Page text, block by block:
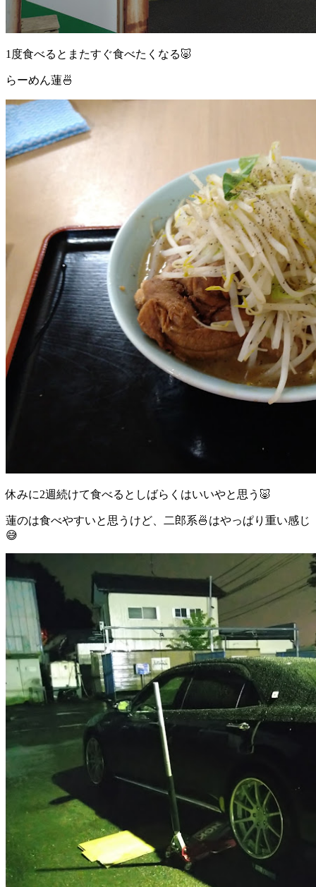
1度食べるとまたすぐ食べたくなる🐷
らーめん蓮🍜
休みに2週続けて食べるとしばらくはいいやと思う🐷
蓮のは食べやすいと思うけど、二郎系🍜はやっぱり重い感じ
😅